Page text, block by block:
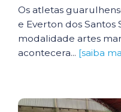
Os atletas
e Everton dos Santos
modalidade artes
acontecera... [saiba